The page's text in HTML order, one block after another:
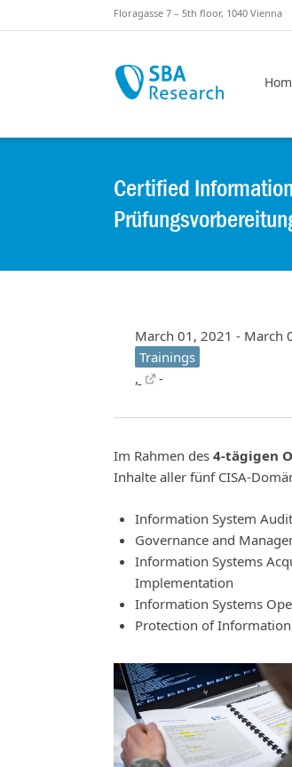
Floragasse 7 – 5th floor, 1040 Vienna
Certified
March 01, 2021 - March
Trainings
,
-
Im Rahmen des 4-tägigen
Inhalte aller fünf CISA-
Information System
Governance and
Information Systems
Implementation
Information Systems
Protection of Information